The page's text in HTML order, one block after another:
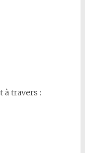
à travers :